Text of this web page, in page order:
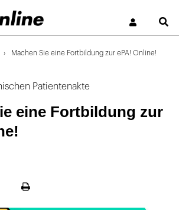
Machen Sie eine Fortbildung zur ePA! Online!
Patientenakte
eine Fortbildung zur
Seite